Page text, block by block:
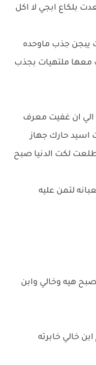
بلكاع ابجي لا اكل
يبجن جذب ماوحده
ملتهيات بجذب
ان غفيت معرف
حارك جهاز
لكت الدنيا صبح
لتمن عليه
هيه وخالي وابن
خالي خابرته